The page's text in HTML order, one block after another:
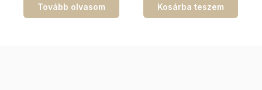
Tovább olvasom Kosárba teszem